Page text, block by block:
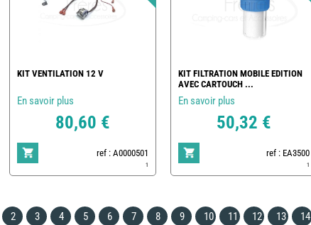
KIT VENTILATION 12 V
En savoir plus
80,60 €
ref : A0000501
1
KIT FILTRATION MOBILE EDITION
AVEC CARTOUCH ...
En savoir plus
50,32 €
ref : EA3500
1
2 3 4 5 6 7 8 9 10 11 12 13 14